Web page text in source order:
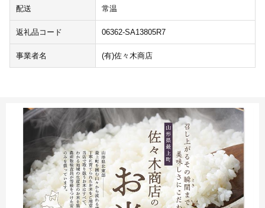
配送 常温
返礼品コード 06362-SA13805R7
事業者名 (有)佐々木商店